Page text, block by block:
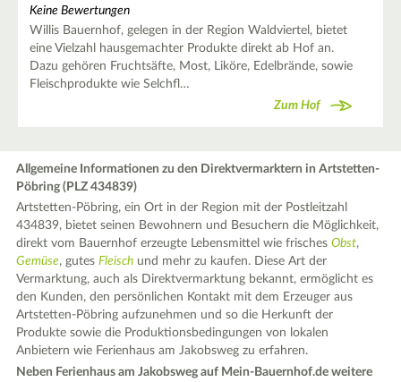
Keine Bewertungen
Willis Bauernhof, gelegen in der Region Waldviertel, bietet
eine Vielzahl hausgemachter Produkte direkt ab Hof an.
Dazu gehören Fruchtsäfte, Most, Liköre, Edelbrände, sowie
Fleischprodukte wie Selchfl…
Zum Hof
Allgemeine Informationen zu den Direktvermarktern in Artstetten-
Pöbring (PLZ 434839)
Artstetten-Pöbring, ein Ort in der Region mit der Postleitzahl
434839, bietet seinen Bewohnern und Besuchern die Möglichkeit,
direkt vom Bauernhof erzeugte Lebensmittel wie frischesObst,
Gemüse, gutesFleisch und mehr zu kaufen. Diese Art der
Vermarktung, auch als Direktvermarktung bekannt, ermöglicht es
den Kunden, den persönlichen Kontakt mit dem Erzeuger aus
Artstetten-Pöbring aufzunehmen und so die Herkunft der
Produkte sowie die Produktionsbedingungen von lokalen
Anbietern wie Ferienhaus am Jakobsweg zu erfahren.
Neben Ferienhaus am Jakobsweg auf Mein-Bauernhof.de weitere